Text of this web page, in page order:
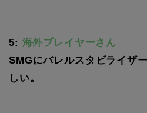
5: 海外プレイヤーさん
SMGにバレルスタビライザ
しい。